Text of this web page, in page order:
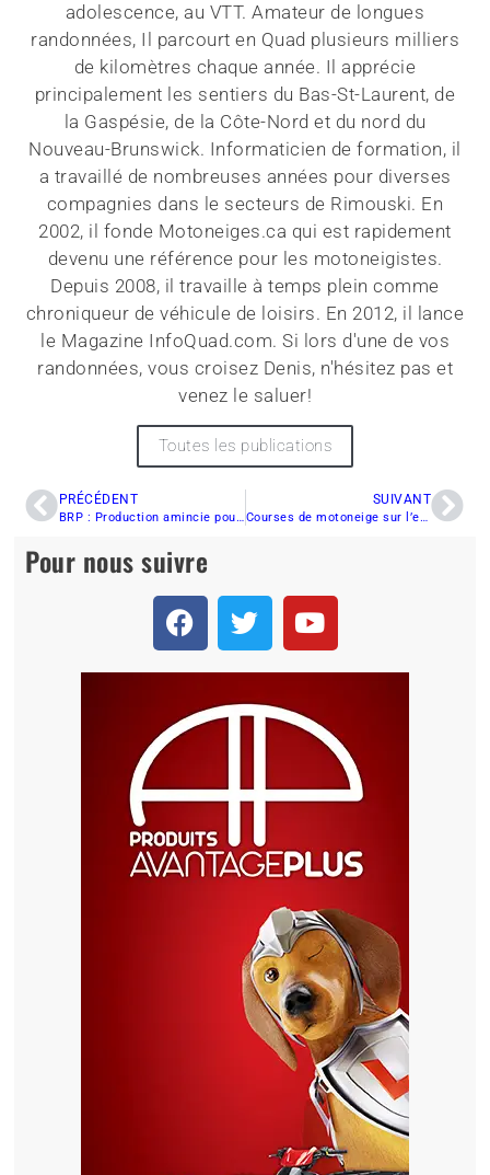
adolescence, au VTT. Amateur de longues
randonnées, Il parcourt en Quad plusieurs milliers
de kilomètres chaque année. Il apprécie
principalement les sentiers du Bas-St-Laurent, de
la Gaspésie, de la Côte-Nord et du nord du
Nouveau-Brunswick. Informaticien de formation, il
a travaillé de nombreuses années pour diverses
compagnies dans le secteurs de Rimouski. En
2002, il fonde Motoneiges.ca qui est rapidement
devenu une référence pour les motoneigistes.
Depuis 2008, il travaille à temps plein comme
chroniqueur de véhicule de loisirs. En 2012, il lance
le Magazine InfoQuad.com. Si lors d'une de vos
randonnées, vous croisez Denis, n'hésitez pas et
venez le saluer!
Toutes les publications
PRÉCÉDENT
BRP : Production amincie pour 2008
SUIVANT
Courses de motoneige sur l’eau à Lavaltrie
Pour nous suivre